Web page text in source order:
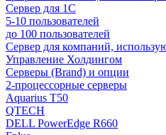
Сервер для 1С
5-10 пользователей
до 100 пользователей
Сервер для компаний,
Управление Холдингом
Серверы (Brand) и опции
2-процессорные серверы
Aquarius T50
QTECH
DELL PowerEdge R660